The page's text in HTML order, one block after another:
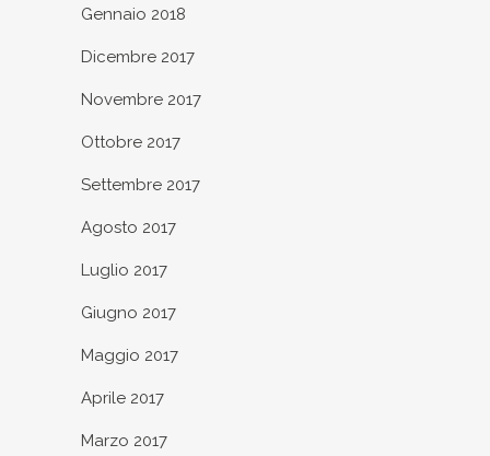
Gennaio 2018
Dicembre 2017
Novembre 2017
Ottobre 2017
Settembre 2017
Agosto 2017
Luglio 2017
Giugno 2017
Maggio 2017
Aprile 2017
Marzo 2017